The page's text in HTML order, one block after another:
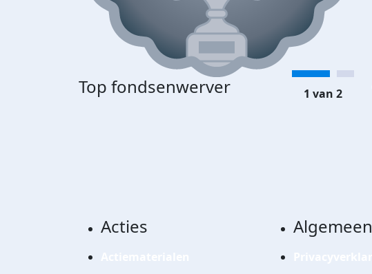
Top fondsenwerver 1 van 2
Acties Algemeen